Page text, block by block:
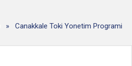
» Canakkale Toki Yonetim Programi